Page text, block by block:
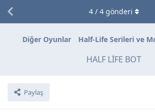
Diğer Oyunlar Half-Life Serileri ve
HALF LİFE BOT
Paylaş
4/ 4gönderi